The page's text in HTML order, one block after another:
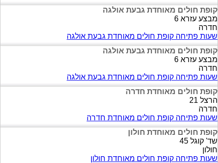
קופת חולים מאוחדת גבעת אולגה
מבצע עזרא 6
חדרה
שעות פתיחה קופת חולים מאוחדת גבעת אולגה
קופת חולים מאוחדת גבעת אולגה
מבצע עזרא 6
חדרה
שעות פתיחה קופת חולים מאוחדת גבעת אולגה
קופת חולים מאוחדת חדרה
הרצל 21
חדרה
שעות פתיחה קופת חולים מאוחדת חדרה
קופת חולים מאוחדת חולון
שד' קוגל 45
חולון
שעות פתיחה קופת חולים מאוחדת חולון